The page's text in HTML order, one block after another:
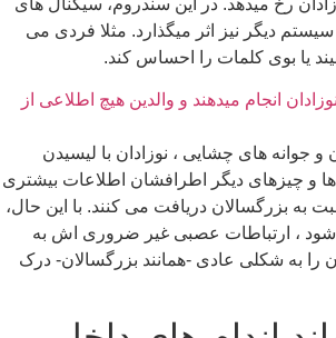
دیگر نیز اثر میگذارد. مثلا فردی می
یا بوی کلمات را احساس کند.
و جوانه های چشایی ، نوزادان با لیسیدن
و چیزهای دیگر اطرافشان اطلاعات بیشتری
به بزرگسالان دریافت می کنند. با این حال،
شود ، ارتباطات عصبی غیر ضروری اش به
به شکلی عادی -همانند بزرگسالان- درک